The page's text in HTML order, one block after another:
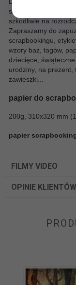
Do produkcji
sklasyfikowanych
szkodliwie na
Zapraszamy do
scrapbookingu,
wzory baz, tagów,
dziecięce,
urodziny, na prezent,
zawieszki...
papier do
200g, 310x320 mm
papier
FILMY VIDEO
OPINIE KLIENTÓW